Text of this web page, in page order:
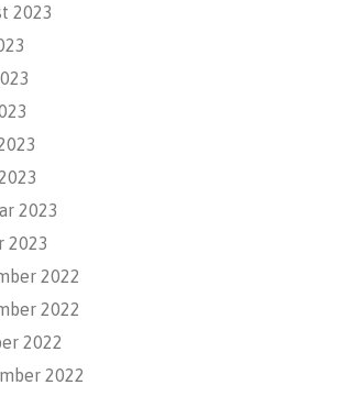
2023
2023
2023
2022
2022
2022
2022